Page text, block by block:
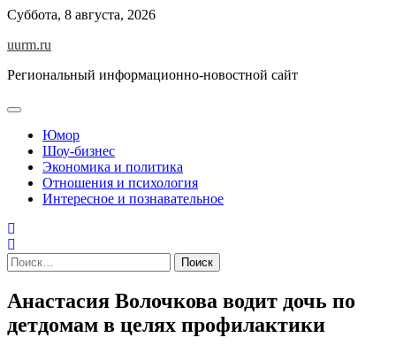
Skip
content
Суббота, 8 августа, 2026
uurm.ru
Региональный информационно-новостной сайт
Юмор
Шоу-бизнес
Экономика и политика
Отношения и психология
Интересное и познавательное
Найти:
Анастасия Волочкова водит дочь по
детдомам в целях профилактики